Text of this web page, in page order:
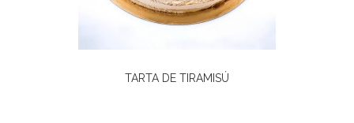
TARTA DE TIRAMISÚ